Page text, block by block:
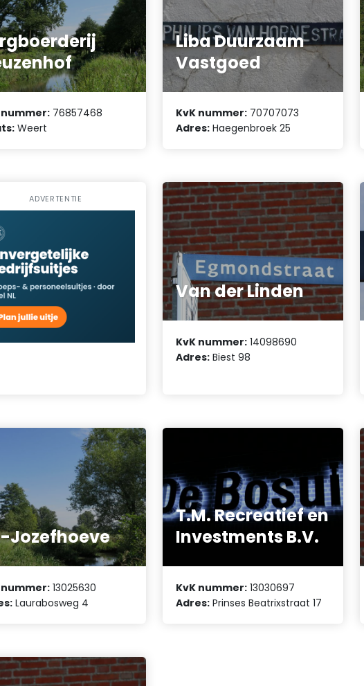
nummer: 76857468
Weert
Liba Duurzaam
Vastgoed
KvK nummer: 70707073
Adres: Haegenbroek 25
ADVERTENTIE
Van der Linden
KvK nummer: 14098690
Adres: Biest 98
Jozefhoeve
nummer: 13025630
Laurabosweg 4
T.M. Recreatief en
Investments B.V.
KvK nummer: 13030697
Adres: Prinses Beatrixstraat 17